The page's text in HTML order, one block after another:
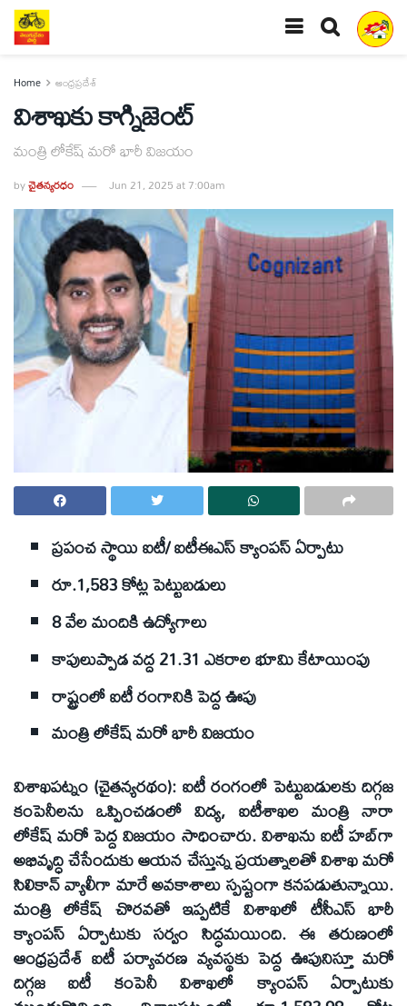
Home ఆంధ్రప్రదేశ్
విశాఖకు కాగ్నిజెంట్‌
మంత్రి లోకేష్‌ మరో భారీ విజయం
byచైతన్యరధం Jun 21, 2025 at 7:00am
ప్రపంచ స్థాయి ఐటీ/ ఐటీఈఎస్‌ క్యాంపస్‌ ఏర్పాటు
రూ.1,583 కోట్ల పెట్టుబడులు
8 వేల మందికి ఉద్యోగాలు
కాపులుప్పాడ వద్ద 21.31 ఎకరాల భూమి కేటాయింపు
రాష్ట్రంలో ఐటీ రంగానికి పెద్ద ఊపు
మంత్రి లోకేష్‌ మరో భారీ విజయం
విశాఖపట్నం (చైతన్యరథం): ఐటీ రంగంలో పెట్టుబడులకు దిగ్గజ
కంపెనీలను ఒప్పించడంలో విద్య, ఐటీశాఖల మంత్రి నారా
లోకేష్‌ మరో పెద్ద విజయం సాధించారు. విశాఖను ఐటీ హబ్‌గా
అభివృద్ధి చేసేందుకు ఆయన చేస్తున్న ప్రయత్నాలతో విశాఖ మరో
సిలికాన్‌ వ్యాలీగా మారే అవకాశాలు స్పష్టంగా కనపడుతున్నాయి.
మంత్రి లోకేష్‌ చొరవతో ఇప్పటికే విశాఖలో టీసీఎస్‌ భారీ
క్యాంపస్‌ ఏర్పాటుకు సర్వం సిద్ధమయింది. ఈ తరుణంలో
ఆంధ్రప్రదేశ్‌ ఐటీ పర్యావరణ వ్యవస్థకు పెద్ద ఊపునిస్తూ మరో
దిగ్గజ ఐటీ కంపెనీ విశాఖలో క్యాంపస్‌ ఏర్పాటుకు